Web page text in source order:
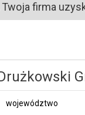
firma
województwo